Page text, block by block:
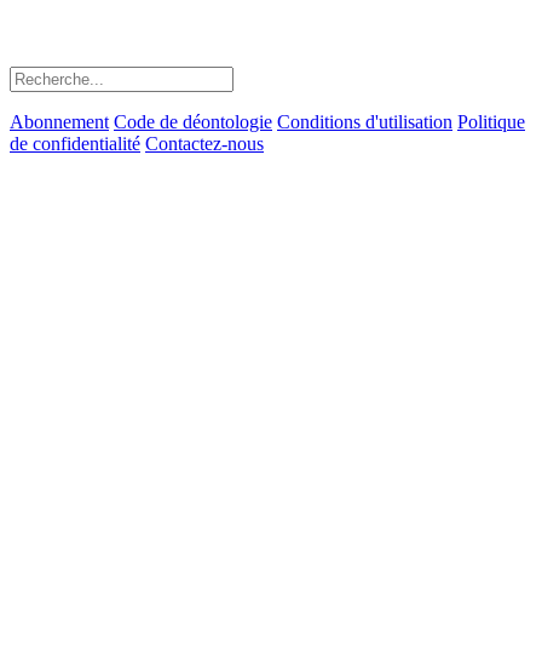
Abonnement Code de déontologie Conditions d'utilisation Politique
de confidentialité Contactez-nous